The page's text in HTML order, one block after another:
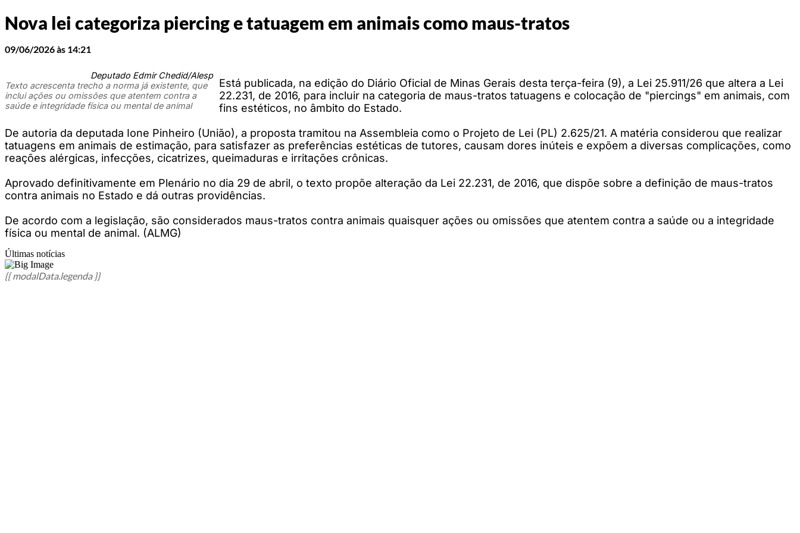
Nova lei categoriza piercing e tatuagem em animais como maus-tratos
09/06/2026 às 14:21
Deputado Edmir Chedid/Alesp
Texto acrescenta trecho a norma já existente, que
inclui ações ou omissões que atentem contra a
saúde e integridade física ou mental de animal
Está publicada, na edição do Diário Oficial de Minas Gerais desta terça-feira (9), a Lei 25.911/26 que altera a Lei
22.231, de 2016, para incluir na categoria de maus-tratos tatuagens e colocação de "piercings" em animais, com
fins estéticos, no âmbito do Estado.
De autoria da deputada Ione Pinheiro (União), a proposta tramitou na Assembleia como o Projeto de Lei (PL) 2.625/21. A matéria considerou que realizar
tatuagens em animais de estimação, para satisfazer as preferências estéticas de tutores, causam dores inúteis e expõem a diversas complicações, como
reações alérgicas, infecções, cicatrizes, queimaduras e irritações crônicas.
Aprovado definitivamente em Plenário no dia 29 de abril, o texto propõe alteração da Lei 22.231, de 2016, que dispõe sobre a definição de maus-tratos
contra animais no Estado e dá outras providências.
De acordo com a legislação, são considerados maus-tratos contra animais quaisquer ações ou omissões que atentem contra a saúde ou a integridade
física ou mental de animal. (ALMG)
Últimas notícias
{{ modalData.legenda }}